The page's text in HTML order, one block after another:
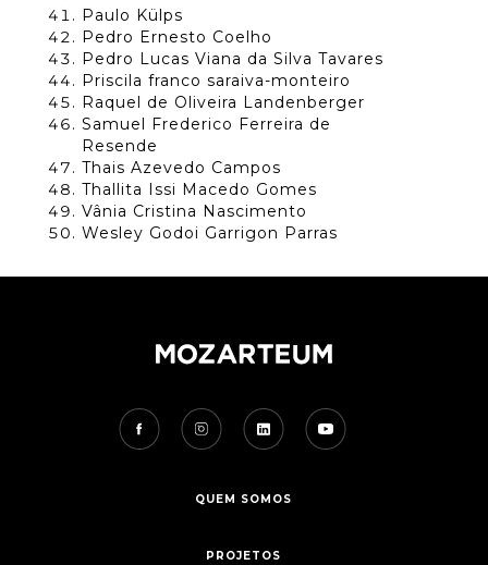
Paulo Külps
Pedro Ernesto Coelho
Pedro Lucas Viana da Silva Tavares
Priscila franco saraiva-monteiro
Raquel de Oliveira Landenberger
Samuel Frederico Ferreira de
Resende
Thais Azevedo Campos
Thallita Issi Macedo Gomes
Vânia Cristina Nascimento
Wesley Godoi Garrigon Parras
QUEM SOMOS
PROJETOS